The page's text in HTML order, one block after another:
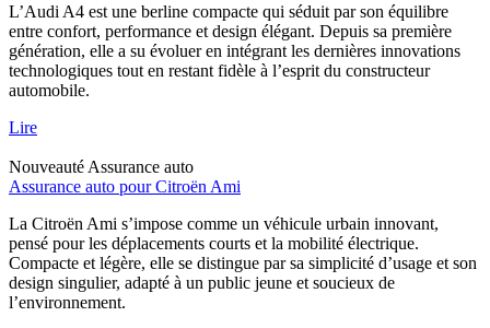
L’Audi A4 est une berline compacte qui séduit par son équilibre
entre confort, performance et design élégant. Depuis sa première
génération, elle a su évoluer en intégrant les dernières innovations
technologiques tout en restant fidèle à l’esprit du constructeur
automobile.
Lire
Nouveauté Assurance auto
Assurance auto pour Citroën Ami
La Citroën Ami s’impose comme un véhicule urbain innovant,
pensé pour les déplacements courts et la mobilité électrique.
Compacte et légère, elle se distingue par sa simplicité d’usage et son
design singulier, adapté à un public jeune et soucieux de
l’environnement.